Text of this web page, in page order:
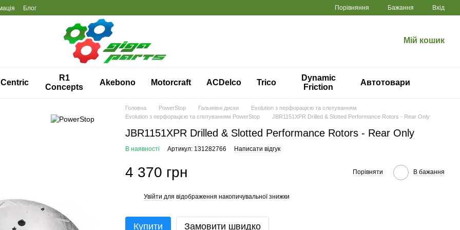
Блог Порівняння Бажання Вхід
Мій кошик
Centric
R1
Concepts
Akebono Motorcraft ACDelco Trico
Dynamic
Friction
Автотовари
Головна PowerStop Гальмівні диски
Evolution з перфорацією та слотуванням
Evolution з перфорацією та слотуванням PowerStop
JBR1151XPR Drilled & Slotted Performance Rotors - Rear Only
JBR1151XPR Drilled & Slotted Performance Rotors - Rear Only
В наявності Артикул: 131282766 Написати відгук
4 370 грн Порівняти В бажання
Увійти для відображення накопичувальної знижки
Купити Замовити швидко